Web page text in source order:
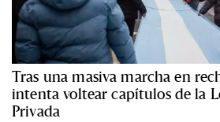
Tras una masiva marcha en
intenta voltear capítulos de la
Privada